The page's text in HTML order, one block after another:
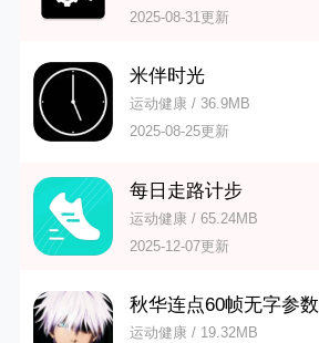
2025-08-31更新
米伴时光
运动健康 / 36.9MB
2025-08-25更新
每日走路计步
运动健康 / 65.24MB
2025-12-07更新
秋华连点60帧无字参数
运动健康 / 19.32MB